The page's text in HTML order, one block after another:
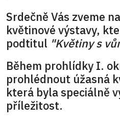
Srdečně Vás zveme
květinové výstavy,
podtitul "Květiny s
Během prohlídky I.
prohlédnout úžasná
která byla speciálně
příležitost.